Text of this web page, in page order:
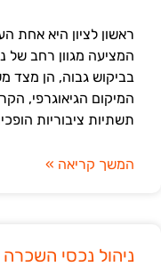
ראשון לציון היא אחת
המציעה מגוון רחב של
בביקוש גבוה, הן מצד
המיקום הגיאוגרפי,
תשתיות ציבוריות
המשך קריאה »
ניהול נכסי השכרה